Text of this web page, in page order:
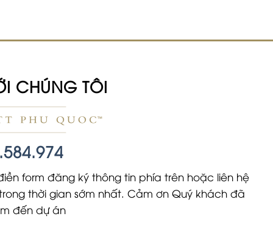
CHÚNG TÔI
form đăng ký thông tin phía trên hoặc liên hệ
thời gian sớm nhất. Cảm ơn Quý khách đã
đến dự án